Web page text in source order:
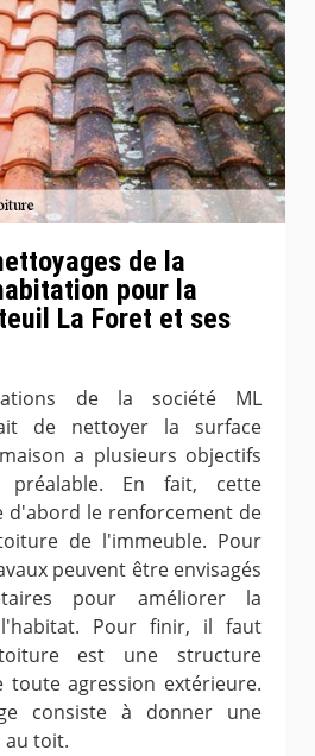
de la
pour la
La Foret et ses
de la société ML
de nettoyer la surface
a plusieurs objectifs
En fait, cette
d'abord le renforcement de
de l'immeuble. Pour
peuvent être envisagés
pour améliorer la
Pour finir, il faut
est une structure
agression extérieure.
consiste à donner une
au toit.